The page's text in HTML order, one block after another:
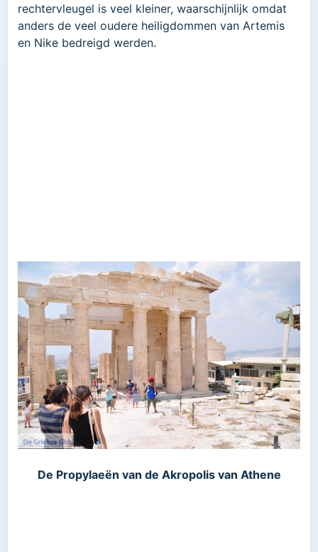
rechtervleugel is veel kleiner, waarschijnlijk omdat
anders de veel oudere heiligdommen van Artemis
en Nike bedreigd werden.
De Propylaeën van de Akropolis van Athene